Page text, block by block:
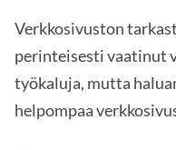
Verkkosivuston
perinteisesti vaatinut
työkaluja, mutta
helpompaa